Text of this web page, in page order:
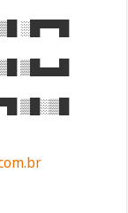
░█▀▀█
▒█▄▄█
▒█░▒█